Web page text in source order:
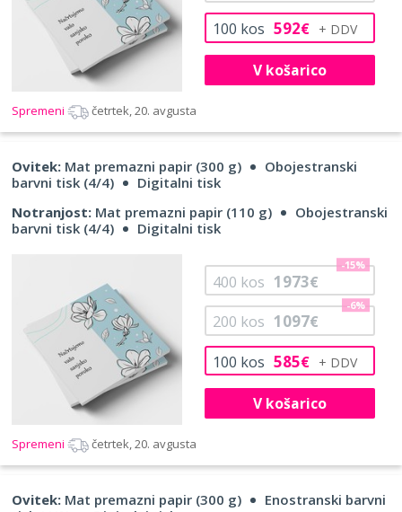
100 kos 592€
V košarico
Spremeni četrtek, 20. avgusta
Ovitek: Mat premazni papir (300 g)
Obojestranski
barvni tisk (4/4)
Digitalni tisk
Notranjost: Mat premazni papir (110 g)
Obojestranski
barvni tisk (4/4)
Digitalni tisk
100 kos 585€
200 kos 1097€
-6%
400 kos 1973€
-15%
V košarico
Spremeni četrtek, 20. avgusta
Ovitek: Mat premazni papir (300 g)
Enostranski barvni